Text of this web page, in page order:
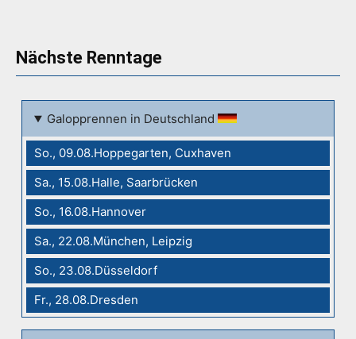
Nächste Renntage
Galopprennen in Deutschland
So., 09.08.Hoppegarten, Cuxhaven
Sa., 15.08.Halle, Saarbrücken
So., 16.08.Hannover
Sa., 22.08.München, Leipzig
So., 23.08.Düsseldorf
Fr., 28.08.Dresden